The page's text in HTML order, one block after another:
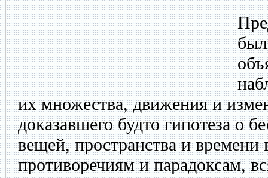
их множества, движения и
доказавшего будто гипотеза о
вещей, пространства и времени
противоречиям и парадоксам,